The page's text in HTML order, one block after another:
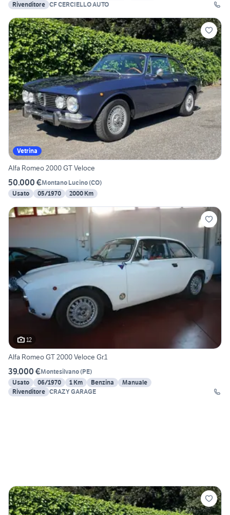
Rivenditore CF CERCIELLO AUTO
Vetrina
Alfa Romeo 2000 GT Veloce
50.000 €Montano Lucino(CO)
Usato
05/1970 2000 Km
12
Alfa Romeo GT 2000 Veloce Gr.1
39.000 €Montesilvano(PE)
Usato
06/1970 1 Km Benzina
Manuale
Rivenditore CRAZY GARAGE